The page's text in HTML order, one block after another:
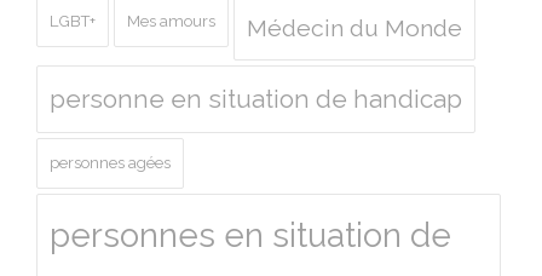
LGBT+ Mes amours Médecin du Monde
personne en situation de handicap
personnes agées
personnes en situation de